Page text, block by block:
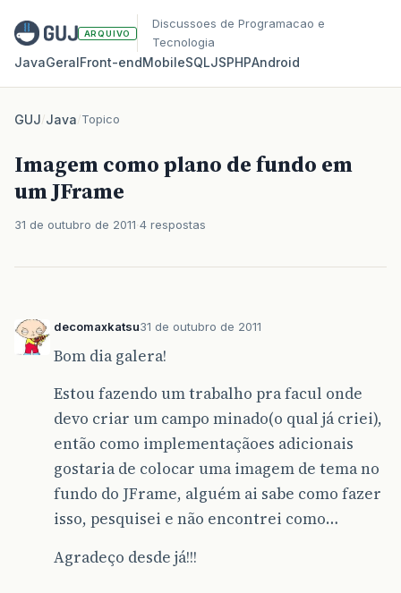
ARQUIVO
Discussoes de Programacao e
Tecnologia
JavaGeralFront‑endMobileSQLJSPHPAndroid
GUJ/Java/Topico
Imagem como plano de fundo em
um JFrame
31 de outubro de 2011 4 respostas
decomaxkatsu31 de outubro de 2011
Bom dia galera!
Estou fazendo um trabalho pra facul onde
devo criar um campo minado(o qual já criei),
então como implementaçãoes adicionais
gostaria de colocar uma imagem de tema no
fundo do JFrame, alguém ai sabe como fazer
isso, pesquisei e não encontrei como…
Agradeço desde já!!!